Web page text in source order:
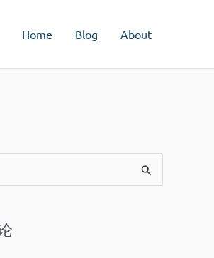
Home Blog About